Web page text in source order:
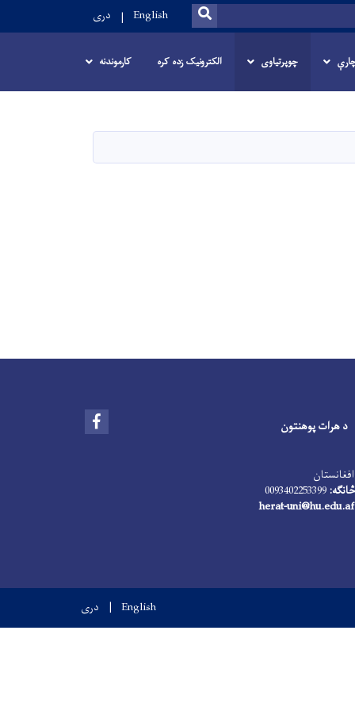
SEARCH
English دری
چوپرتیاوی الکترونیک زده کره کارموندنه
د هرات پوهنتون
herat-uni@hu.edu.af
English دری